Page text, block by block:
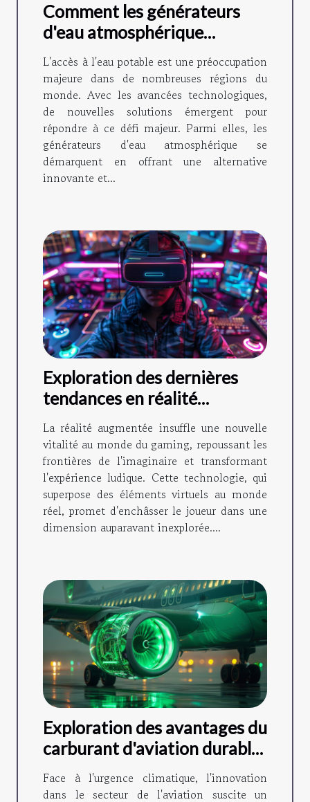
Comment les générateurs
d'eau atmosphérique
favorisent l'autonomie en
eau
L'accès à l'eau potable est une préoccupation
majeure dans de nombreuses régions du
monde. Avec les avancées technologiques,
de nouvelles solutions émergent pour
répondre à ce défi majeur. Parmi elles, les
générateurs d'eau atmosphérique se
démarquent en offrant une alternative
innovante et...
Exploration des dernières
tendances en réalité
augmentée pour le gaming
La réalité augmentée insuffle une nouvelle
vitalité au monde du gaming, repoussant les
frontières de l'imaginaire et transformant
l'expérience ludique. Cette technologie, qui
superpose des éléments virtuels au monde
réel, promet d'enchâsser le joueur dans une
dimension auparavant inexplorée....
Exploration des avantages du
carburant d'aviation durable
pour l'environnement
Face à l'urgence climatique, l'innovation
dans le secteur de l'aviation suscite un